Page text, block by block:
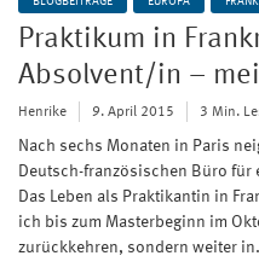
Praktikum in
Absolvent/in –
Henrike 9. April 2015 3 Min.
Nach sechs Monaten in Paris
Deutsch-französischen Büro für
Das Leben als Praktikantin in
ich bis zum Masterbeginn im
zurückkehren, sondern weiter